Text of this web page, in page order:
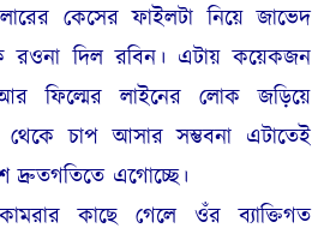
কেসের ফাইলটা নিয়ে জাভেদ
রওনা দিল রবিন। এটায় কয়েকজন
আর ফিল্মের লাইনের লোক জড়িয়ে
চাপ আসার সম্ভবনা এটাতেই
দ্রুতগতিতে এগোচ্ছে।
কাছে গেলে ওঁর ব্যাক্তিগত